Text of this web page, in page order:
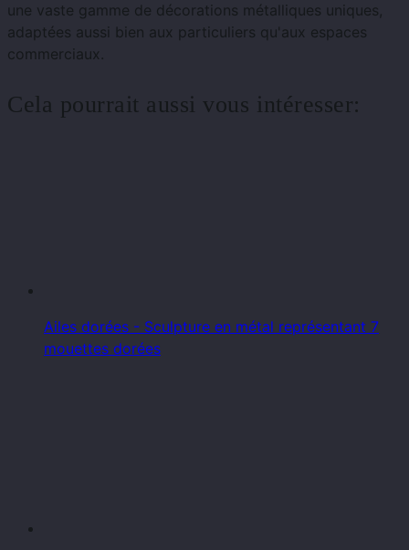
une vaste gamme de décorations métalliques uniques,
adaptées aussi bien aux particuliers qu'aux espaces
commerciaux.
Cela pourrait aussi vous intéresser:
Ailes dorées - Sculpture en métal représentant 7
mouettes dorées